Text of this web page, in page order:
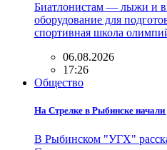
Биатлонистам — лыжи и
оборудование для
спортивная школа
06.08.2026
17:26
Общество
На Стрелке в Рыбинске
В Рыбинском "УГХ"